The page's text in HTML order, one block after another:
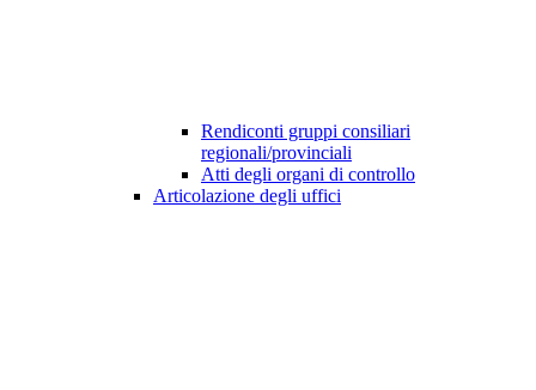
Rendiconti gruppi consiliari
regionali/provinciali
Atti degli organi di controllo
Articolazione degli uffici